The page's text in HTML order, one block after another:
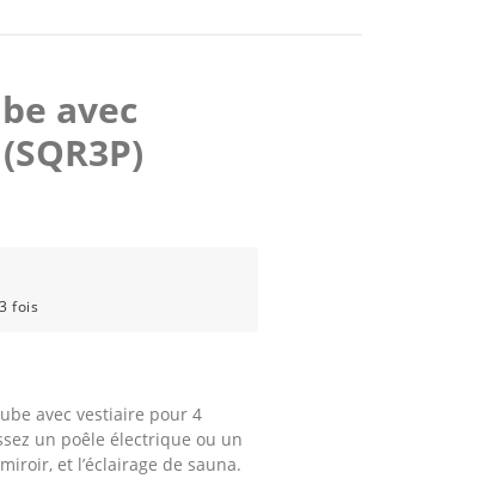
avec
€.
fois
avec vestiaire pour 4
un poêle électrique ou un
et l’éclairage de sauna.